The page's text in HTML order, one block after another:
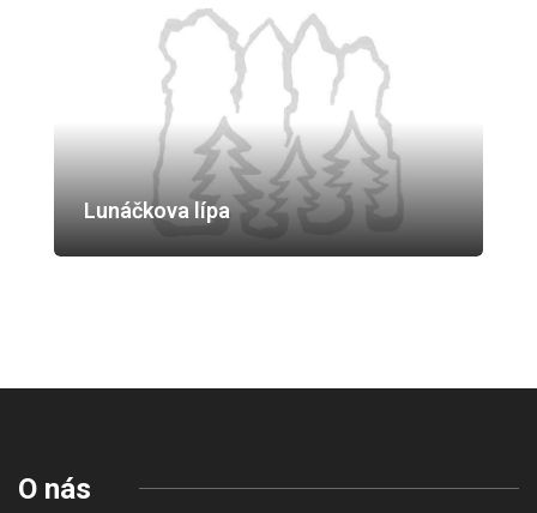
Lunáčkova lípa
O nás